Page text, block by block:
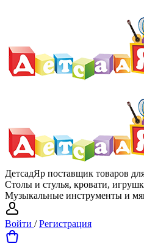
ДетсадЯр поставщик товаров
Столы и стулья, кровати,
Музыкальные инструменты и
Войти /Регистрация